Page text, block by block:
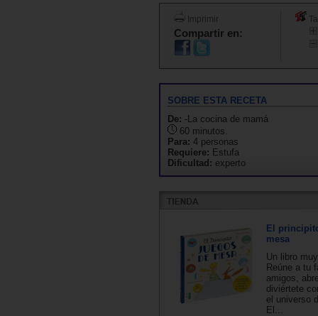
Imprimir
Compartir en:
SOBRE ESTA RECETA
De: -La cocina de mamá
60 minutos.
Para: 4 personas
Requiere: Estufa
Dificultad: experto
El
mesa
Un libro
Reúne a tu
amigos,
diviértete
el universo
El...